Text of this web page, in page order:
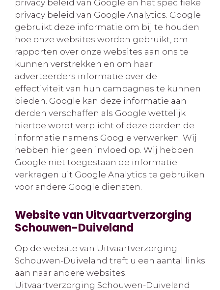
privacy beleid van Google en het specifieke
privacy beleid van Google Analytics. Google
gebruikt deze informatie om bij te houden
hoe onze websites worden gebruikt, om
rapporten over onze websites aan ons te
kunnen verstrekken en om haar
adverteerders informatie over de
effectiviteit van hun campagnes te kunnen
bieden. Google kan deze informatie aan
derden verschaffen als Google wettelijk
hiertoe wordt verplicht of deze derden de
informatie namens Google verwerken. Wij
hebben hier geen invloed op. Wij hebben
Google niet toegestaan de informatie
verkregen uit Google Analytics te gebruiken
voor andere Google diensten.
Website van Uitvaartverzorging
Schouwen-Duiveland
Op de website van Uitvaartverzorging
Schouwen-Duiveland treft u een aantal links
aan naar andere websites.
Uitvaartverzorging Schouwen-Duiveland